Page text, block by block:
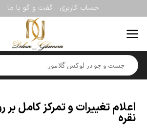
حساب کاربری گفت و گو با ما
اعلام تغییرات و تمرکز کامل بر
نقره